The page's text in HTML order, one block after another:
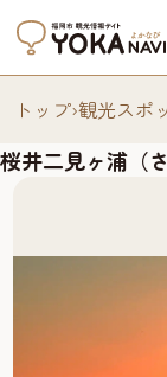
トップ›観光スポ
桜井二見ヶ浦（